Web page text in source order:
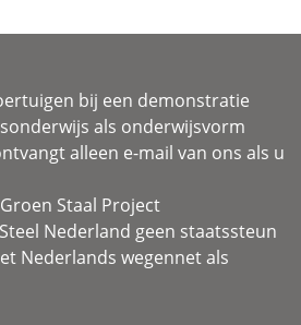
bij een demonstratie
als onderwijsvorm
alleen e-mail van ons als u
Staal Project
Nederland geen staatssteun
Nederlands wegennet als